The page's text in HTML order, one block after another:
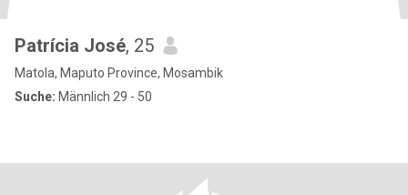
Patrícia José, 25
Matola, Maputo Province, Mosambik
Suche: Männlich 29 - 50